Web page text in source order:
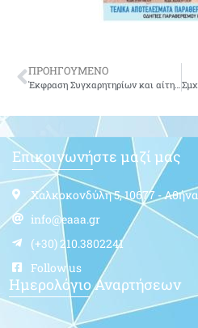
ΠΡΟΗΓΟΥΜΕΝΟ
Έκφραση Συγχαρητηρίων και αίτημα του Συντονιστικού ΕΑΑ για συνάντηση με τον Υπουργό Οικονομικών
Επικοινωνήστε μαζί μας
Χαλκοκονδύλη 5, 10677 - Αθήνα
info@eaaa.gr
(+30) 210.3802241
Follow us
Ημερολόγιο Αναρτήσεων